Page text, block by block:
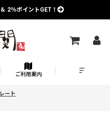
＆ 2％ポイントGET！
ご利用案内
ート